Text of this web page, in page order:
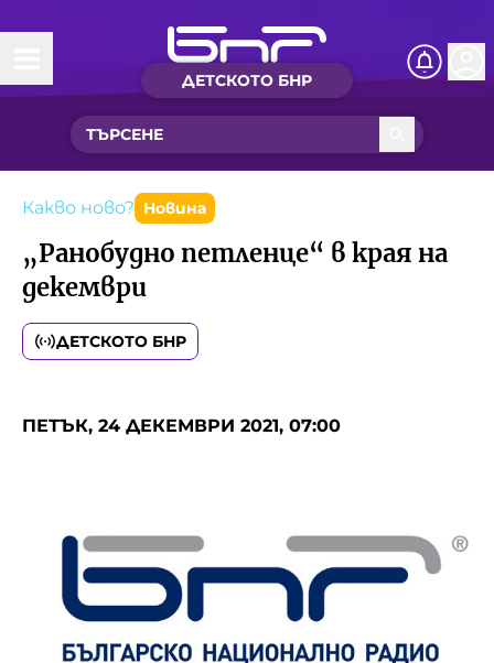
ДЕТСКОТО БНР
Начало
Какво ново?
Рубрики с вълшебства
Детско радио
Чуйте
Новините на детски език
Приказки
История на изкуството
Кои сме ние?
Какво ново? Новина
„Ранобудно петленце“ в края на
декември
ДЕТСКОТО БНР
ПЕТЪК, 24 ДЕКЕМВРИ 2021, 07:00